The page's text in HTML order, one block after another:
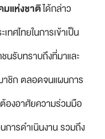
แห่งชาติได้กล่าว
ทศไทยในการเข้าเป็น
นรับทราบถึงที่มาและ
าชิก ตลอดจนแผนการ
องอาศัยความร่วมมือ
การดำเนินงาน รวมถึง